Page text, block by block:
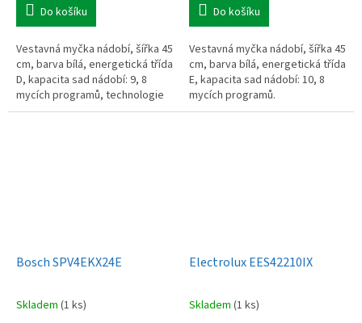
Do košíku
Vestavná myčka nádobí, šířka 45
cm, barva bílá, energetická třída
D, kapacita sad nádobí: 9, 8
mycích programů, technologie
AirDry.
Do košíku
Vestavná myčka nádobí, šířka 45
cm, barva bílá, energetická třída
E, kapacita sad nádobí: 10, 8
mycích programů.
Bosch SPV4EKX24E
Skladem (1 ks)
Electrolux EES42210IX
Skladem (1 ks)